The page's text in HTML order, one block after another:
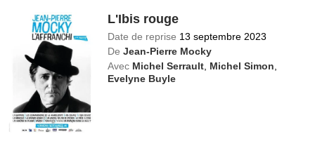
L'Ibis rouge
Date de reprise 13 septembre 2023
De Jean-Pierre Mocky
Avec Michel Serrault Michel Simon
Evelyne Buyle